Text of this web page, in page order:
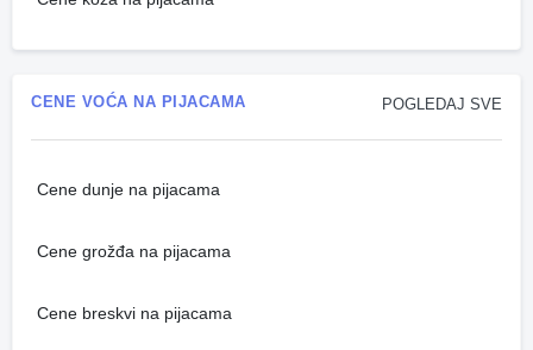
POGLEDAJ SVE
CENE VOĆA NA PIJACAMA
Cene dunje na pijacama
Cene grožđa na pijacama
Cene breskvi na pijacama